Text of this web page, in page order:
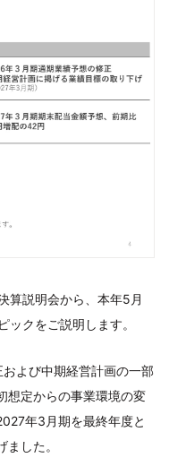
算説明会から、本年5月
クをご説明します。
よび中期経営計画の一部
想定からの事業環境の変
年3月期を最終年度と
した。